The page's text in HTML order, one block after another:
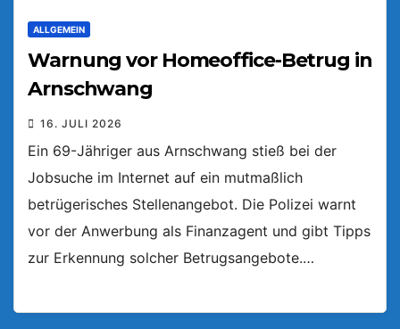
ALLGEMEIN
Warnung vor Homeoffice-Betrug in
Arnschwang
16. JULI 2026
Ein 69-Jähriger aus Arnschwang stieß bei der
Jobsuche im Internet auf ein mutmaßlich
betrügerisches Stellenangebot. Die Polizei warnt
vor der Anwerbung als Finanzagent und gibt Tipps
zur Erkennung solcher Betrugsangebote.…